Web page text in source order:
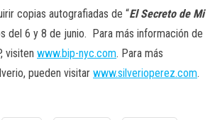
copias autografiadas de “El Secreto de Mi
del 6 y 8 de junio. Para más información de
visiten www.bip-nyc.com. Para más
pueden visitar www.silverioperez.com.